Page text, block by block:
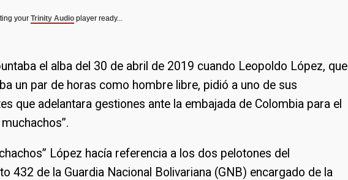
yourTrinity Audio player ready...
el alba del 30 de abril de 2019 cuando Leopoldo López, que
un par de horas como hombre libre, pidió a uno de sus
que adelantara gestiones ante la embajada de Colombia para el
López hacía referencia a los dos pelotones del
432 de la Guardia Nacional Bolivariana (GNB) encargado de la